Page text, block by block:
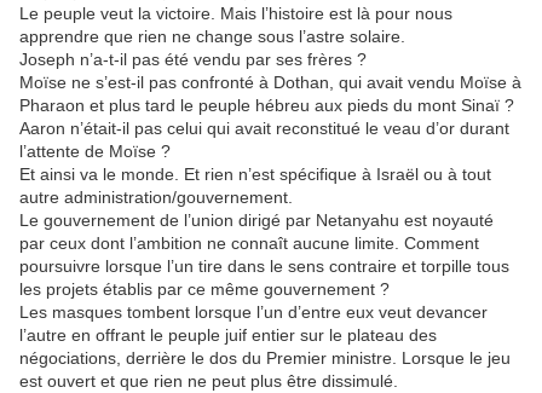
Le peuple veut la victoire. Mais l’histoire est là pour nous
apprendre que rien ne change sous l’astre solaire.
Joseph n’a-t-il pas été vendu par ses frères ?
Moïse ne s’est-il pas confronté à Dothan, qui avait vendu Moïse à
Pharaon et plus tard le peuple hébreu aux pieds du mont Sinaï ?
Aaron n’était-il pas celui qui avait reconstitué le veau d’or durant
l’attente de Moïse ?
Et ainsi va le monde. Et rien n’est spécifique à Israël ou à tout
autre administration/gouvernement.
Le gouvernement de l’union dirigé par Netanyahu est noyauté
par ceux dont l’ambition ne connaît aucune limite. Comment
poursuivre lorsque l’un tire dans le sens contraire et torpille tous
les projets établis par ce même gouvernement ?
Les masques tombent lorsque l’un d’entre eux veut devancer
l’autre en offrant le peuple juif entier sur le plateau des
négociations, derrière le dos du Premier ministre. Lorsque le jeu
est ouvert et que rien ne peut plus être dissimulé.